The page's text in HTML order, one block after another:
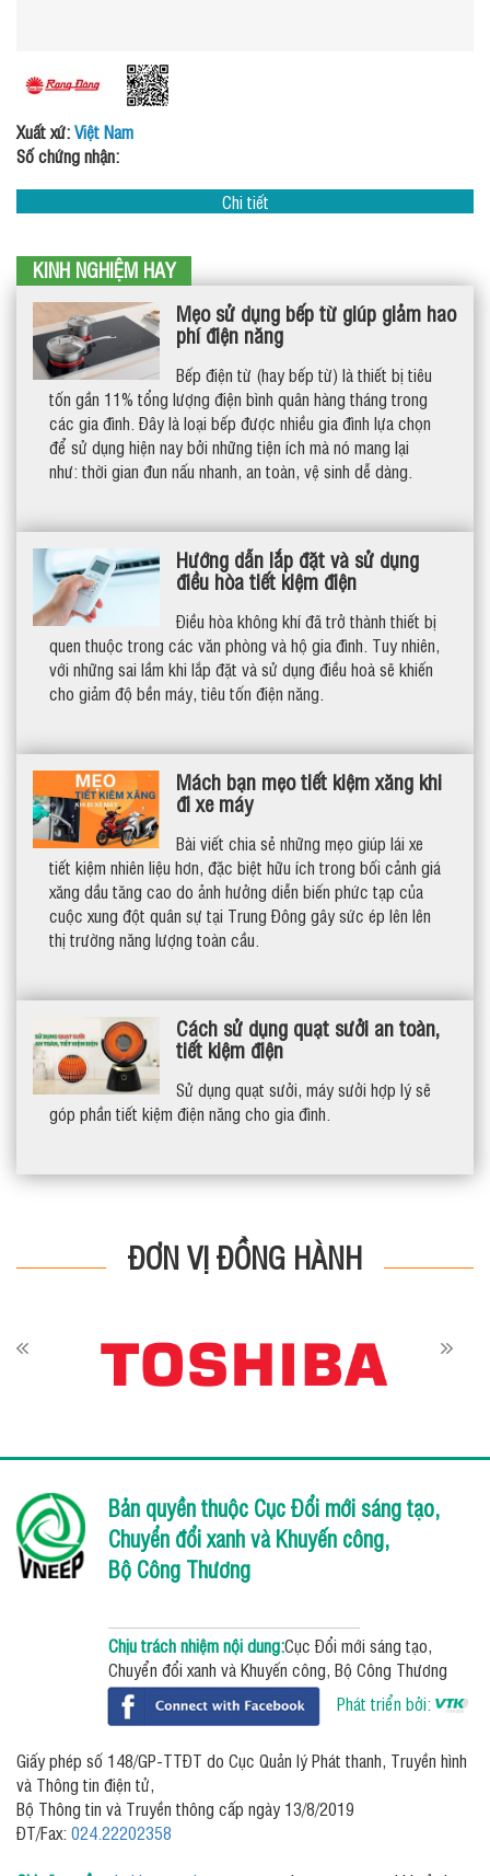
Xuất xứ:Việt Nam
Số chứng nhận:
Chi tiết
KINH NGHIỆM HAY
Mẹo sử dụng bếp từ giúp giảm hao
phí điện năng
Bếp điện từ (hay bếp từ) là thiết bị tiêu
tốn gần 11% tổng lượng điện bình quân hàng tháng trong
các gia đình. Đây là loại bếp được nhiều gia đình lựa chọn
để sử dụng hiện nay bởi những tiện ích mà nó mang lại
như: thời gian đun nấu nhanh, an toàn, vệ sinh dễ dàng.
Hướng dẫn lắp đặt và sử dụng
điều hòa tiết kiệm điện
Điều hòa không khí đã trở thành thiết bị
quen thuộc trong các văn phòng và hộ gia đình. Tuy nhiên,
với những sai lầm khi lắp đặt và sử dụng điều hoà sẽ khiến
cho giảm độ bền máy, tiêu tốn điện năng.
Mách bạn mẹo tiết kiệm xăng khi
đi xe máy
Bài viết chia sẻ những mẹo giúp lái xe
tiết kiệm nhiên liệu hơn, đặc biệt hữu ích trong bối cảnh giá
xăng dầu tăng cao do ảnh hưởng diễn biến phức tạp của
cuộc xung đột quân sự tại Trung Đông gây sức ép lên lên
thị trường năng lượng toàn cầu.
Cách sử dụng quạt sưởi an toàn,
tiết kiệm điện
Sử dụng quạt sưởi, máy sưởi hợp lý sẽ
góp phần tiết kiệm điện năng cho gia đình.
ĐƠN VỊ ĐỒNG HÀNH
Bản quyền thuộc Cục Đổi mới sáng tạo,
Chuyển đổi xanh và Khuyến công,
Bộ Công Thương
Chịu trách nhiệm nội dung:Cục Đổi mới sáng tạo,
Chuyển đổi xanh và Khuyến công, Bộ Công Thương
Phát triển bởi:
Giấy phép số 148/GP-TTĐT do Cục Quản lý Phát thanh, Truyền hình
và Thông tin điện tử,
Bộ Thông tin và Truyền thông cấp ngày 13/8/2019
ĐT/Fax: 024.22202358